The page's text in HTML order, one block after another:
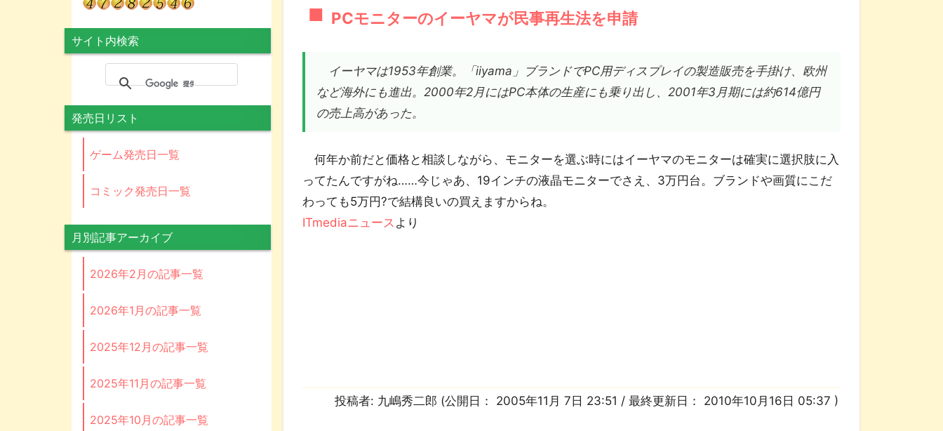
PCモニターのイーヤマが民事再生法を申請
イーヤマは1953年創業。「iiyama」ブランドでPC用ディスプレイの製造販売を手掛け、欧州
など海外にも進出。2000年2月にはPC本体の生産にも乗り出し、2001年3月期には約614億円
の売上高があった。
何年か前だと価格と相談しながら、モニターを選ぶ時にはイーヤマのモニターは確実に選択肢に入
ってたんですがね……今じゃあ、19インチの液晶モニターでさえ、3万円台。ブランドや画質にこだ
わっても5万円?で結構良いの買えますからね。
ITmediaニュース より
投稿者: 九嶋秀二郎 (公開日： 2005年11月 7日 23:51 / 最終更新日： 2010年10月16日 05:37 )
サイト内検索
発売日リスト
ゲーム発売日一覧
コミック発売日一覧
月別記事アーカイブ
2026年2月の記事一覧
2026年1月の記事一覧
2025年12月の記事一覧
2025年11月の記事一覧
2025年10月の記事一覧